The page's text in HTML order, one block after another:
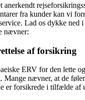
anerkendt
fra kunder kan vi
Lad os dykke ned
nævner:
af forsikring
ERV for den lette
Mange nævner, at de
er forsikrede i tilfælde af